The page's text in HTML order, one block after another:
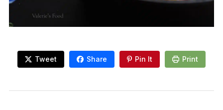
Tweet Share Pin It Print